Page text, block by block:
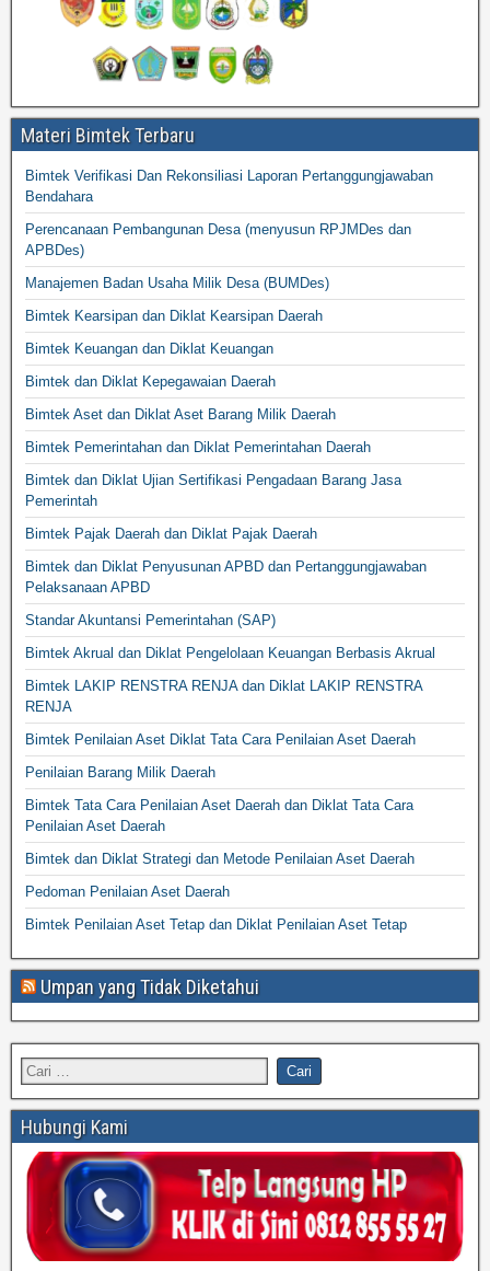
Materi Bimtek Terbaru
Bimtek Verifikasi Dan Rekonsiliasi Laporan Pertanggungjawaban
Bendahara
Perencanaan Pembangunan Desa (menyusun RPJMDes dan
APBDes)
Manajemen Badan Usaha Milik Desa (BUMDes)
Bimtek Kearsipan dan Diklat Kearsipan Daerah
Bimtek Keuangan dan Diklat Keuangan
Bimtek dan Diklat Kepegawaian Daerah
Bimtek Aset dan Diklat Aset Barang Milik Daerah
Bimtek Pemerintahan dan Diklat Pemerintahan Daerah
Bimtek dan Diklat Ujian Sertifikasi Pengadaan Barang Jasa
Pemerintah
Bimtek Pajak Daerah dan Diklat Pajak Daerah
Bimtek dan Diklat Penyusunan APBD dan Pertanggungjawaban
Pelaksanaan APBD
Standar Akuntansi Pemerintahan (SAP)
Bimtek Akrual dan Diklat Pengelolaan Keuangan Berbasis Akrual
Bimtek LAKIP RENSTRA RENJA dan Diklat LAKIP RENSTRA
RENJA
Bimtek Penilaian Aset Diklat Tata Cara Penilaian Aset Daerah
Penilaian Barang Milik Daerah
Bimtek Tata Cara Penilaian Aset Daerah dan Diklat Tata Cara
Penilaian Aset Daerah
Bimtek dan Diklat Strategi dan Metode Penilaian Aset Daerah
Pedoman Penilaian Aset Daerah
Bimtek Penilaian Aset Tetap dan Diklat Penilaian Aset Tetap
Umpan yang Tidak Diketahui
Hubungi Kami